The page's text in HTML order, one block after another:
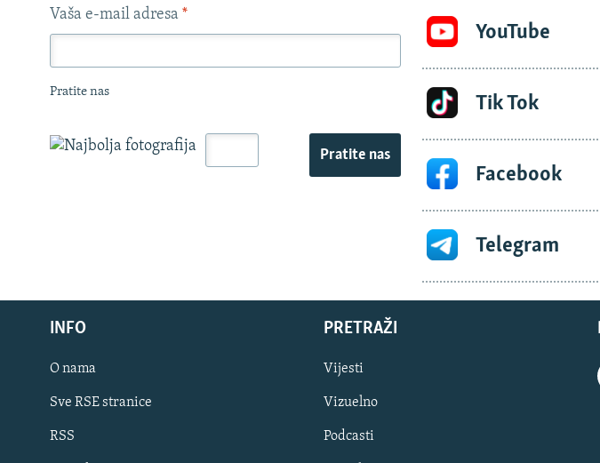
Vaša e-mail adresa *
Pratite nas
Pratite nas
YouTube
Tik Tok
Facebook
Telegram
INFO
O nama
Sve RSE stranice
RSS
PRETRAŽI
Vijesti
Vizuelno
Podcasti